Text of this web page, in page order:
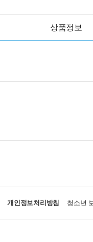
상품정보
개인정보처리방침 청소년